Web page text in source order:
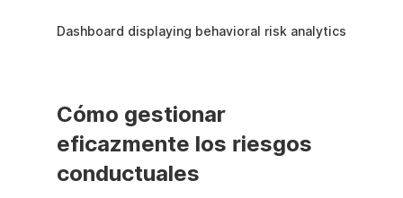
Dashboard displaying behavioral risk analytics
Cómo gestionar
eficazmente los riesgos
conductuales